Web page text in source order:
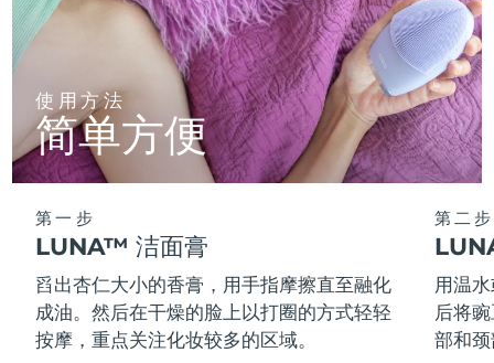
使用方法
简单方便
第一步
LUNA™ 洁面膏
舀出杏仁大小的香膏，用手指摩擦直至融化
成油。然后在干燥的脸上以打圈的方式轻轻
按摩，重点关注化妆较多的区域。
第二步
用温
后将
部和